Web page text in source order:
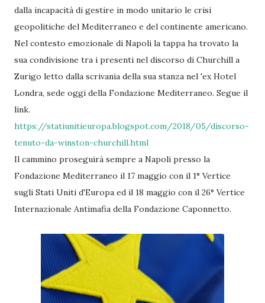
dalla incapacità di gestire in modo unitario le crisi
geopolitiche del Mediterraneo e del continente americano.
Nel contesto emozionale di Napoli la tappa ha trovato la
sua condivisione tra i presenti nel discorso di Churchill a
Zurigo letto dalla scrivania della sua stanza nel 'ex Hotel
Londra, sede oggi della Fondazione Mediterraneo. Segue il
link.
https://statiunitieuropa.blogspot.com/2018/05/discorso-
tenuto-da-winston-churchill.html
Il cammino proseguirà sempre a Napoli presso la
Fondazione Mediterraneo il 17 maggio con il 1° Vertice
sugli Stati Uniti d'Europa ed il 18 maggio con il 26° Vertice
Internazionale Antimafia della Fondazione Caponnetto.